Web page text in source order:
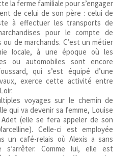
la ferme familiale pour s’engager
de celui de son père : celui de
à effectuer les transports de
pour le compte de
ou de marchands. C’est un métier
locale, à une époque où les
ou automobiles sont encore
qui s’est équipé d’une
exerce cette activité entre
voyages sur le chemin de
qui va devenir sa femme, Louise
(elle se fera appeler de son
Celle-ci est employée
un café-relais où Alexis a sans
s’arrêter. Comme lui, elle est